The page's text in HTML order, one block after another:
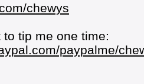
chewys
to tip me one time:
paypalme/